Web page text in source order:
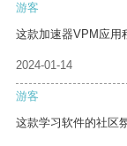
游客
这款加速器VPM应用
2024-01-14
游客
这款学习软件的社区